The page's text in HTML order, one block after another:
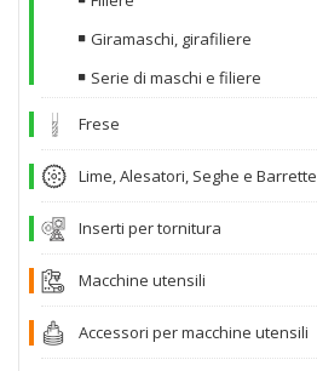
Giramaschi, girafiliere
Serie di maschi e filiere
Frese
Lime, Alesatori, Seghe e Barrette
Inserti per tornitura
Macchine utensili
Accessori per macchine utensili